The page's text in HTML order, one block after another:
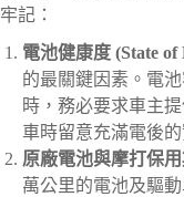
牢記：
電池健康度 (State of
的最關鍵因素。電
時，務必要求車主
車時留意充滿電後
原廠電池與摩打保用
萬公里的電池及驅